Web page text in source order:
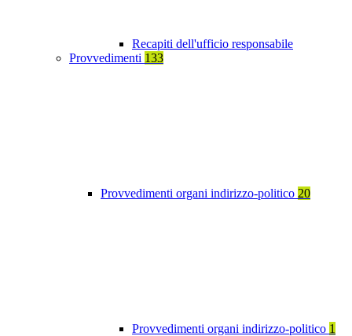
Recapiti dell'ufficio responsabile
Provvedimenti 133
Provvedimenti organi indirizzo-politico 20
Provvedimenti organi indirizzo-politico 1